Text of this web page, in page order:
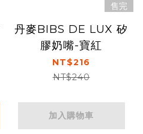
售完
丹麥BIBS DE LUX 矽
膠奶嘴-寶紅
NT$216
NT$240
加入購物車